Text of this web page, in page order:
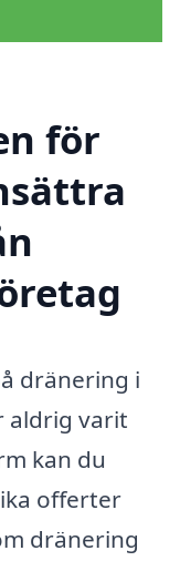
för
dränering i
aldrig varit
kan du
offerter
dränering